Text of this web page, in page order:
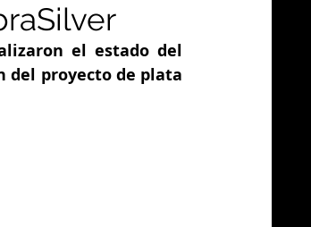
el estado del
del proyecto de plata